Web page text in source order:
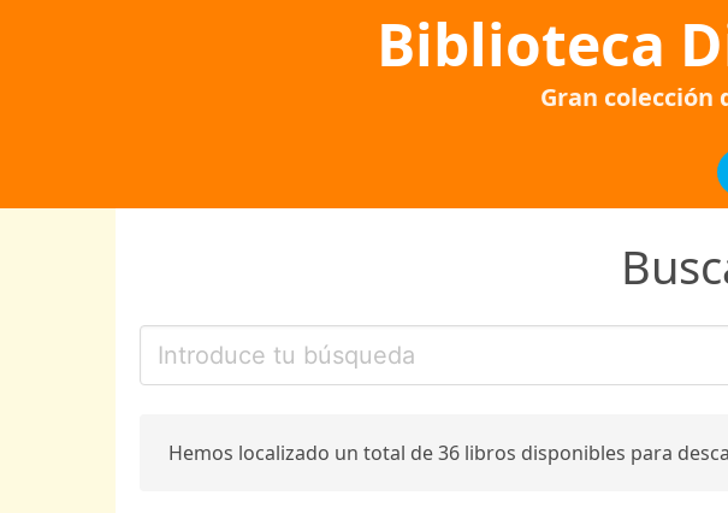
Biblioteca
Gran colección
Hemos localizado un total de 36 libros disponibles para